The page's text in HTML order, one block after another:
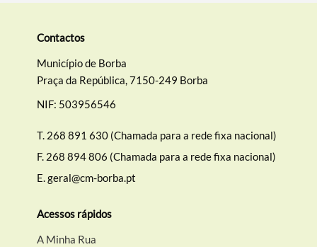
Contactos
Município de Borba
Praça da República, 7150-249 Borba
NIF: 503956546
T. 268 891 630 (Chamada para a rede fixa nacional)
F. 268 894 806 (Chamada para a rede fixa nacional)
E.geral@cm-borba.pt
Acessos rápidos
A Minha Rua